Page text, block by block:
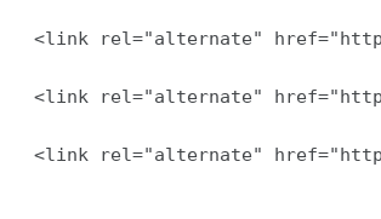
<link rel="alternate"
<link rel="alternate"